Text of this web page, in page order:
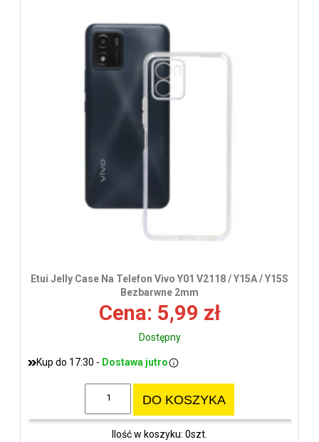
Etui Jelly Case Na Telefon Vivo Y01 V2118 / Y15A / Y15S
Bezbarwne 2mm
Cena: 5,99 zł
Dostępny
Kup do 17:30 - Dostawa jutro
DO KOSZYKA
Ilość w koszyku: 0szt.